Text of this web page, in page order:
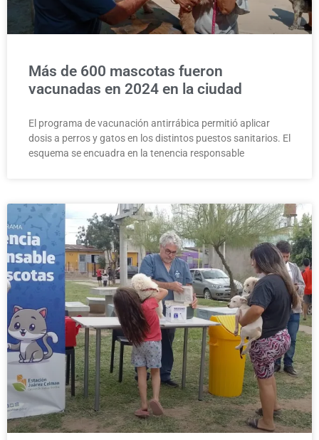
Más de 600 mascotas fueron
vacunadas en 2024 en la ciudad
El programa de vacunación antirrábica permitió aplicar
dosis a perros y gatos en los distintos puestos sanitarios. El
esquema se encuadra en la tenencia responsable